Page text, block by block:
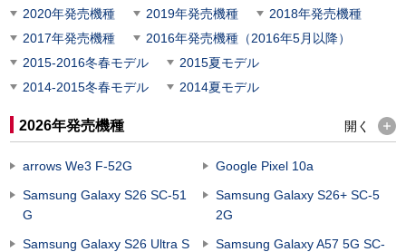
2020年発売機種
2019年発売機種
2018年発売機種
2017年発売機種
2016年発売機種（2016年5月以降）
2015-2016冬春モデル
2015夏モデル
2014-2015冬春モデル
2014夏モデル
2026年発売機種 開く
arrows We3 F-52G
Google Pixel 10a
Samsung Galaxy S26 SC-51
G
Samsung Galaxy S26+ SC-5
2G
Samsung Galaxy S26 Ultra S
Samsung Galaxy A57 5G SC-